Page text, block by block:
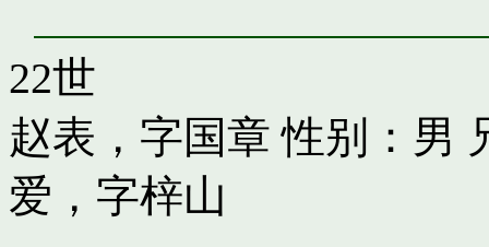
22世
赵表，字国章 性别：男
爱，字梓山